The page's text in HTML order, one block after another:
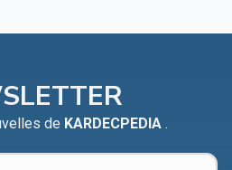
de KARDECPEDIA .